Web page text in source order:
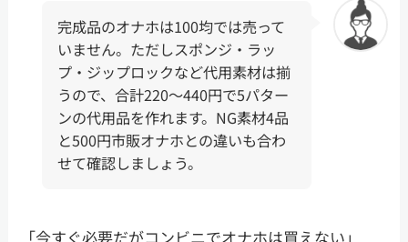
完成品のオナホは100均では売って
いません。ただしスポンジ・ラッ
プ・ジップロックなど代用素材は揃
うので、合計220〜440円で5パター
ンの代用品を作れます。NG素材4品
と500円市販オナホとの違いも合わ
せて確認しましょう。
「今すぐ必要だがコンビニでオナホは買えない」